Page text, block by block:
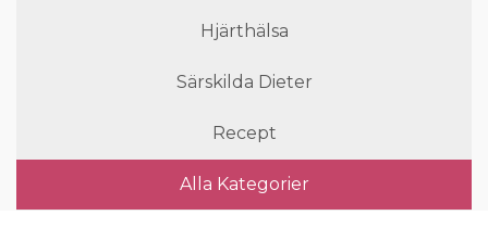
Hjärthälsa
Särskilda Dieter
Recept
Alla Kategorier